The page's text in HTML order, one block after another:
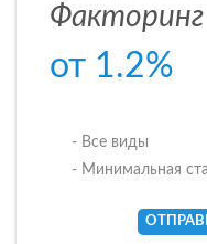
Факторинг
от 1.2%
- Все виды
- Минимальная